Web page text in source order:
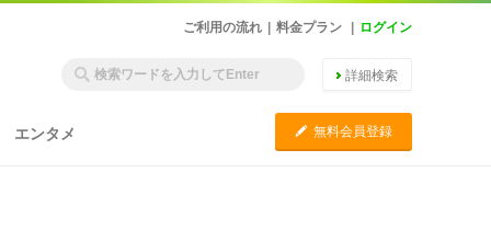
ご利用の流れ 料金プラン ログイン
詳細検索
エンタメ C 無料会員登録